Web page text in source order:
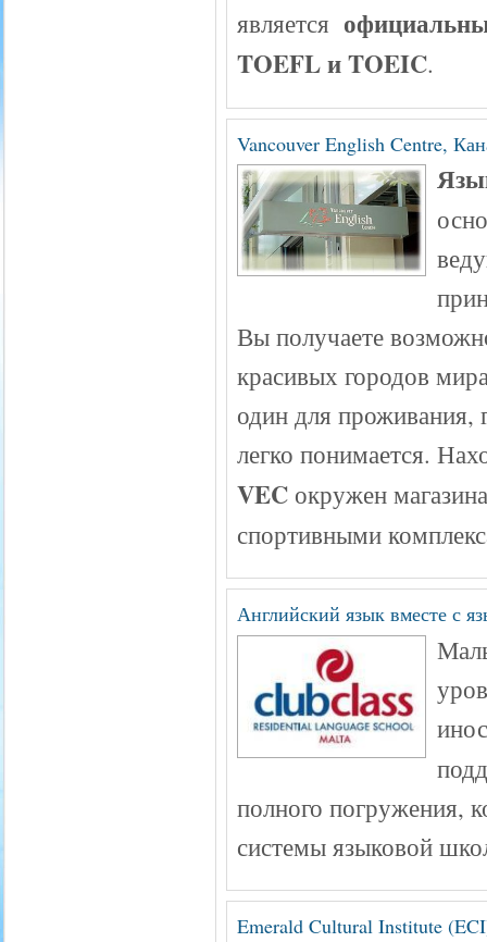
является
TOEFL и TOEIC.
Vancouver English Centre,
Вы получаете
красивых городов
один для проживания,
легко понимается.
VEC окружен
спортивными
Английский язык вместе с
полного погружения,
системы языковой
Emerald Cultural Institute